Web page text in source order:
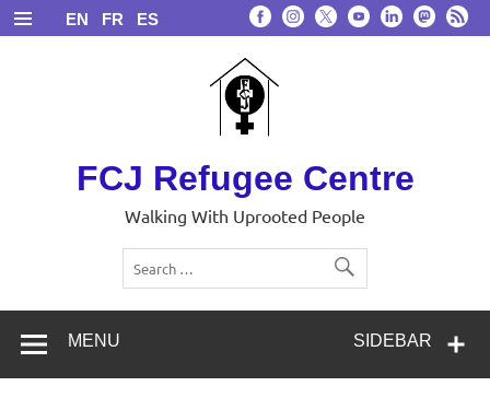
Skip
to
content
FCJ Refugee Centre
Walking With Uprooted People
EN FR ES
SIDEBAR
MENU